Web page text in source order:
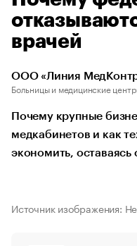
врачей
ООО «Линия
Больницы и медицинские
Почему крупные
медкабинетов и как
экономить, оставаясь
Источник изображения: